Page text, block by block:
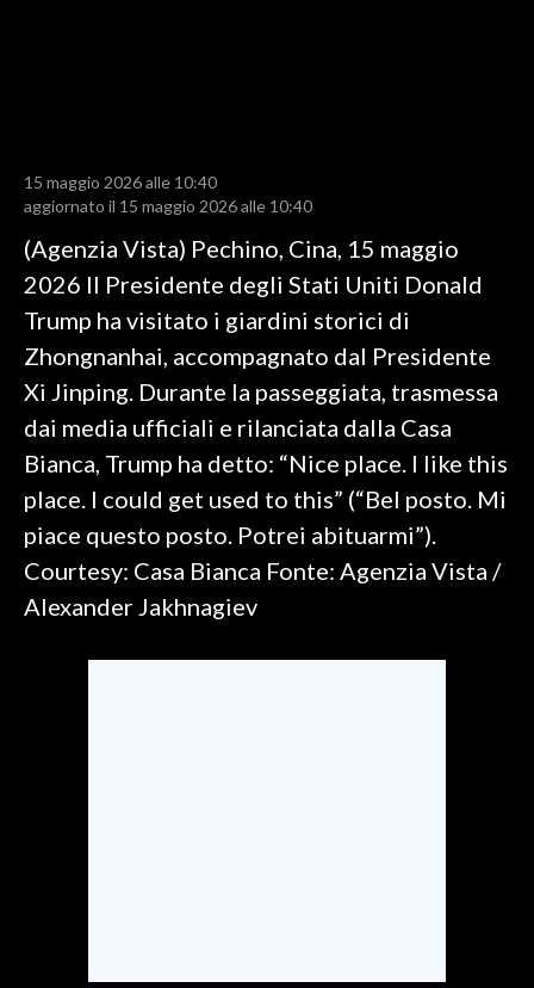
CALCIO
CALCIO REGIONALE
BASKET
VOLLEY
MOTORI
TENNIS
ALTRI SPORT
SPETTACOLI
GOSSIP
SALUTE
INSULARITÀ
15 maggio 2026 alle 10:40
aggiornato il 15 maggio 2026 alle 10:40
(Agenzia Vista) Pechino, Cina, 15 maggio
2026 Il Presidente degli Stati Uniti Donald
Trump ha visitato i giardini storici di
Zhongnanhai, accompagnato dal Presidente
Xi Jinping. Durante la passeggiata, trasmessa
dai media ufficiali e rilanciata dalla Casa
Bianca, Trump ha detto: “Nice place. I like this
place. I could get used to this” (“Bel posto. Mi
piace questo posto. Potrei abituarmi”).
Courtesy: Casa Bianca Fonte: Agenzia Vista /
Alexander Jakhnagiev